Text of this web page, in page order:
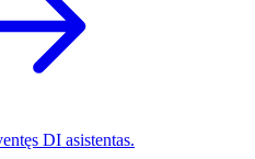
DI asistentas.